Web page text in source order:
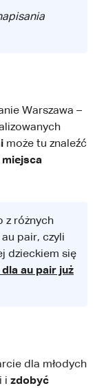
Warszawa –
może tu znaleźć
miejsca
z różnych
pair, czyli
dzieckiem się
au pair już
dla młodych
i zdobyć